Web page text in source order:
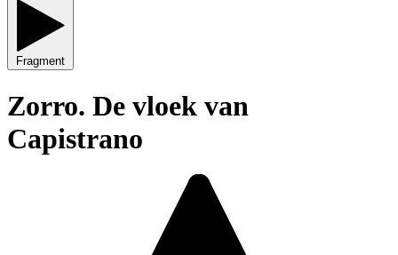
Fragment
Zorro. De vloek van
Capistrano